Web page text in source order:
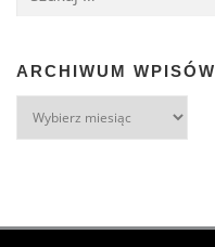
ARCHIWUM WPISÓW